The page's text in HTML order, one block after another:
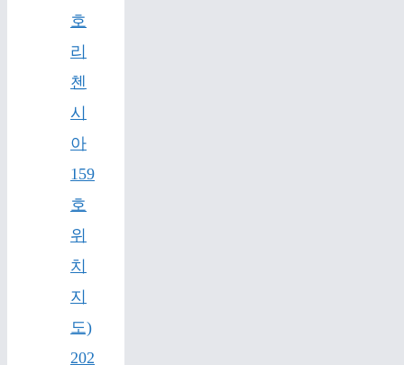
호
리
첸
시
아
159
호
위
치
지
도)
202